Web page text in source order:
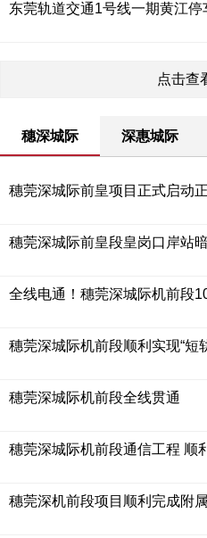
东莞轨道交通1号线一期黄江
点击查
穗深城际 深惠城际
穗莞深城际前皇项目正式启动
穗莞深城际前皇段皇岗口岸站
全线电通！穗莞深城际机前段
穗莞深城际机前段顺利实现“短
穗莞深城际机前段全线贯通
穗莞深城际机前段通信工程 顺
穗莞深机前段项目顺利完成附